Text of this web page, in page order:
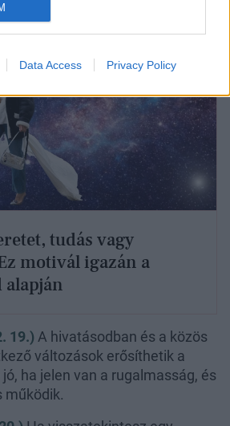
Data Access Privacy Policy
tudás vagy
motivál igazán a
alapján
19.) A hivatásodban és a közös
változások erősíthetik a
ha jelen van a rugalmasság, és
működik.